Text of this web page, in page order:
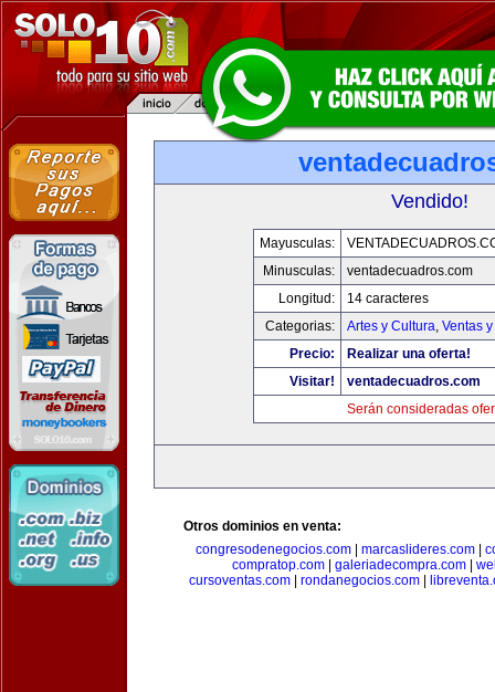
Vendido!
Mayusculas:
Minusculas:
ventadecuadros.com
Longitud:
14 caracteres
Categorias:
Artes y Cultura, Ventas
Precio:
Realizar una oferta!
Visitar!
ventadecuadros.com
Serán consideradas
Otros dominios en venta:
congresodenegocios.com| marcaslideres.com|
compratop.com| galeriadecompra.com|
cursoventas.com
rondanegocios.com